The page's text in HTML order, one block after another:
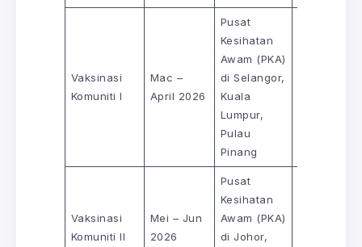
Vaksinasi
Komuniti I
Mac –
April 2026
Pusat
Kesihatan
Awam (PKA)
di Selangor,
Kuala
Lumpur,
Pulau
Pinang
Vaksinasi
Komuniti II
Mei – Jun
2026
Pusat
Kesihatan
Awam (PKA)
di Johor,